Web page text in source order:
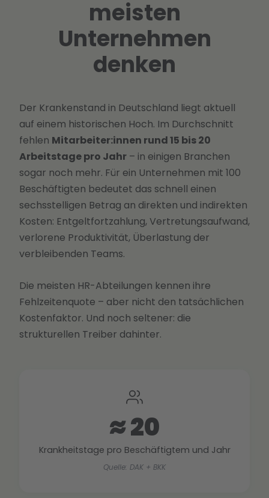
meisten
Unternehmen
denken
Der Krankenstand in Deutschland liegt aktuell
auf einem historischen Hoch. Im Durchschnitt
fehlen Mitarbeiter:innen rund 15 bis 20
Arbeitstage pro Jahr – in einigen Branchen
sogar noch mehr. Für ein Unternehmen mit 100
Beschäftigten bedeutet das schnell einen
sechsstelligen Betrag an direkten und indirekten
Kosten: Entgeltfortzahlung, Vertretungsaufwand,
verlorene Produktivität, Überlastung der
verbleibenden Teams.
Die meisten HR-Abteilungen kennen ihre
Fehlzeitenquote – aber nicht den tatsächlichen
Kostenfaktor. Und noch seltener: die
strukturellen Treiber dahinter.
≈ 20
Krankheitstage pro Beschäftigtem und Jahr
Quelle: DAK + BKK